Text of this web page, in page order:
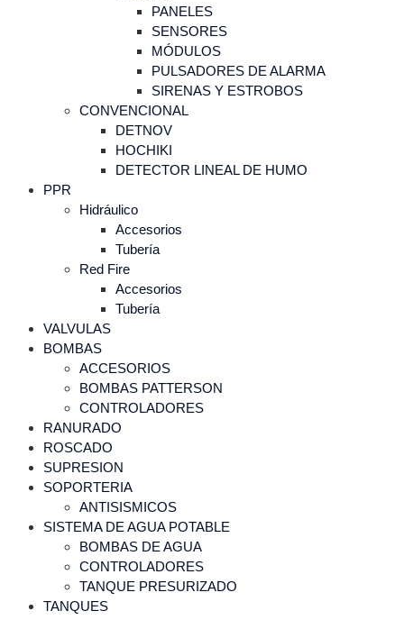
PANELES
SENSORES
MÓDULOS
PULSADORES DE ALARMA
SIRENAS Y ESTROBOS
CONVENCIONAL
DETNOV
HOCHIKI
DETECTOR LINEAL DE HUMO
PPR
Hidráulico
Accesorios
Tubería
Red Fire
Accesorios
Tubería
VALVULAS
BOMBAS
ACCESORIOS
BOMBAS PATTERSON
CONTROLADORES
RANURADO
ROSCADO
SUPRESION
SOPORTERIA
ANTISISMICOS
SISTEMA DE AGUA POTABLE
BOMBAS DE AGUA
CONTROLADORES
TANQUE PRESURIZADO
TANQUES